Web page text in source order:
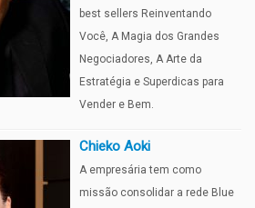
best sellers Reinventando
Você, A Magia dos Grandes
Negociadores, A Arte da
Estratégia e Superdicas para
Vender e Bem.
Chieko Aoki
A empresária tem como
missão consolidar a rede Blue